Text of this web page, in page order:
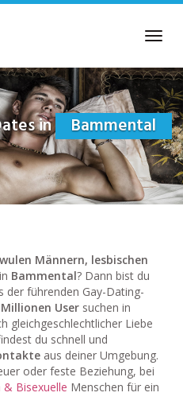
in Bammental
Männern, lesbischen
in Bammental? Dann bist du
der führenden Gay-Dating-
User suchen in
gleichgeschlechtlicher Liebe
du schnell und
aus deiner Umgebung.
oder feste Beziehung, bei
& Bisexuelle Menschen für ein